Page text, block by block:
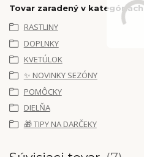
Tovar zaradený v kategóriách
RASTLINY
DOPLNKY
KVETÚLOK
✨ NOVINKY SEZÓNY
POMÔCKY
DIELŇA
🎁 TIPY NA DARČEKY